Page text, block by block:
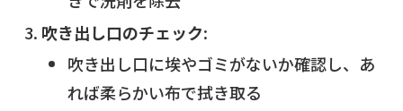
吹き出し口のチェック:
吹き出し口に埃やゴミがないか確認し、あ
れば柔らかい布で拭き取る